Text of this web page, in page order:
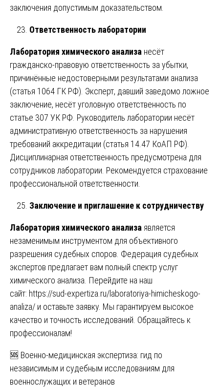
заключения допустимым доказательством.
Ответственность лаборатории
Лаборатория химического анализа несёт
гражданско-правовую ответственность за убытки,
причинённые недостоверными результатами анализа
(статья 1064 ГК РФ). Эксперт, давший заведомо ложное
заключение, несёт уголовную ответственность по
статье 307 УК РФ. Руководитель лаборатории несёт
административную ответственность за нарушения
требований аккредитации (статья 14.47 КоАП РФ).
Дисциплинарная ответственность предусмотрена для
сотрудников лаборатории. Рекомендуется страхование
профессиональной ответственности.
Заключение и приглашение к сотрудничеству
Лаборатория химического анализа является
незаменимым инструментом для объективного
разрешения судебных споров. Федерация судебных
экспертов предлагает вам полный спектр услуг
химического анализа. Перейдите на наш
сайт: https://sud-expertiza.ru/laboratoriya-himicheskogo-
analiza/ и оставьте заявку. Мы гарантируем высокое
качество и точность исследований. Обращайтесь к
профессионалам!
Навигация
по
🆘 Военно-медицинская экспертиза: гид по
независимым и судебным исследованиям для
военнослужащих и ветеранов